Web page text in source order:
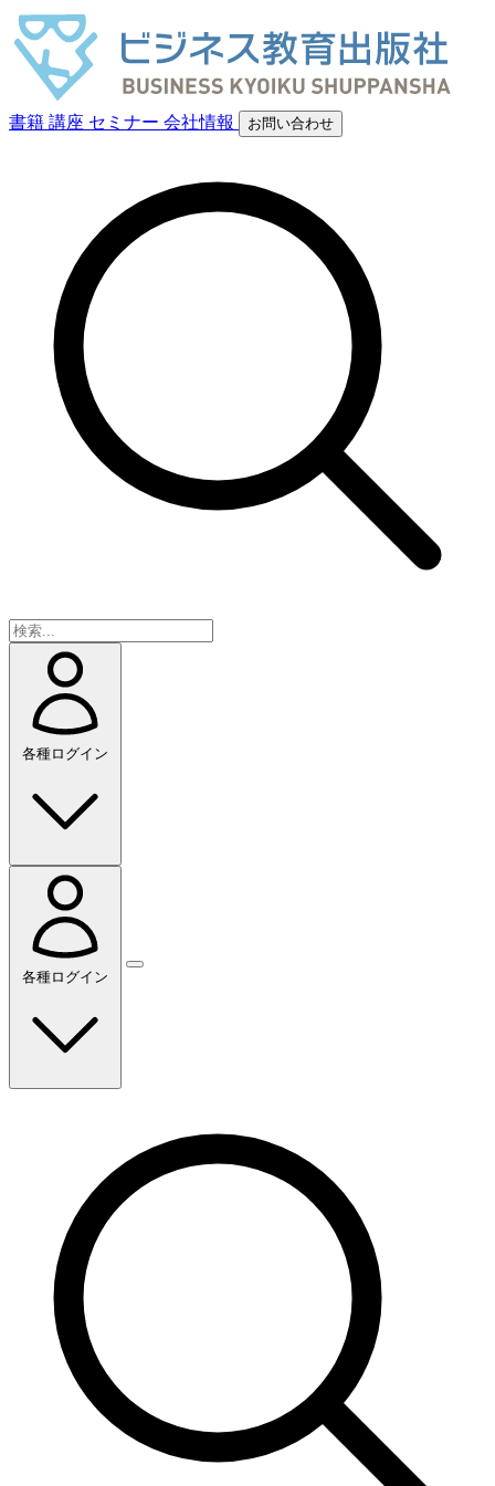
書籍 講座 セミナー 会社情報 お問い合わせ
各種ログイン
各種ログイン